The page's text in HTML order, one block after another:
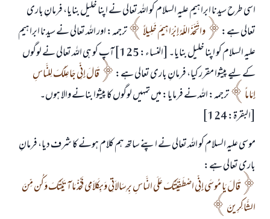
اسی طرح سیدنا ابراہیم علیہ السلام کو اللہ تعالی نے اپنا خلیل بنایا، فرمانِ باری
تعالی ہے:
واتَّخَذَ اللّهُ إِبْرَاهِيمَ خَلِيلاً
ترجمہ: اور اللہ تعالی نے سیدنا ابراہیم
علیہ السلام کو اپنا خلیل بنایا۔ [النساء: 125] آپ کو ہی اللہ تعالی نے لوگوں
کے لیے پیشوا مقرر کیا، فرمانِ باری تعالی ہے:
قَالَ إِنِّي جَاعِلُكَ لِلنَّاسِ
إِمَاماً
ترجمہ: اللہ نے فرمایا: میں تمہیں لوگوں کا پیشوا بنانے والا ہوں۔
[البقرۃ: 124]
موسی علیہ السلام کو اللہ تعالی نے اپنے ساتھ ہم کلام ہونے کا شرف دیا، فرمانِ
باری تعالی ہے:
قَالَ يَا مُوسَى إِنِّي اصْطَفَيْتُكَ عَلَى النَّاسِ بِرِسَالاَتِي وَبِكَلاَمِي فَخُذْ مَا آتَيْتُكَ وَكُن مِّنَ
الشَّاكِرِينَ